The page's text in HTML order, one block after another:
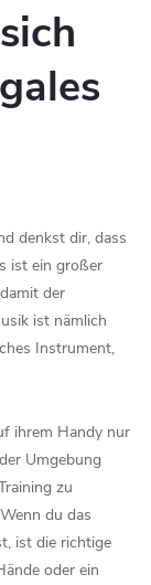
denkst dir, dass
ist ein großer
der
ist nämlich
Instrument,
ihrem Handy nur
Umgebung
zu
du das
ist die richtige
oder ein